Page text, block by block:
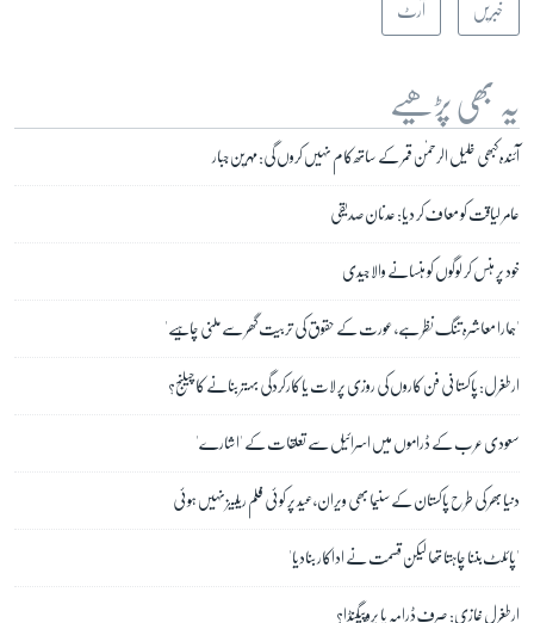
خبریں آرٹ
یہ بھی پڑھیے
آئندہ کبھی خلیل الرحمٰن قمر کے ساتھ کام نہیں کروں گی: مہرین جبار
عامر لیاقت کو معاف کر دیا: عدنان صدیقی
خود پر ہنس کر لوگوں کو ہنسانے والا جیدی
'ہمارا معاشرہ تنگ نظر ہے، عورت کے حقوق کی تربیت گھر سے ملنی چاہیے'
ارطغرل: پاکستانی فن کاروں کی روزی پر لات یا کارکردگی بہتر بنانے کا چیلنج؟
سعودی عرب کے ڈراموں میں اسرائیل سے تعلقات کے 'اشارے'
دنیا بھر کی طرح پاکستان کے سنیما بھی ویران، عید پر کوئی فلم ریلیز نہیں ہوئی
'پائلٹ بننا چاہتا تھا لیکن قسمت نے اداکار بنادیا'
ارطغرل غازی: صرف ڈرامہ یا پروپیگنڈا؟